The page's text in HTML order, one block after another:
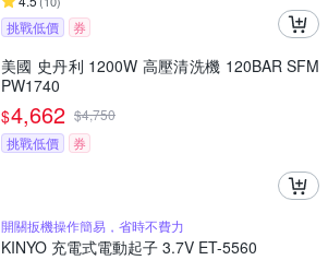
挑戰低價 券
美國 史丹利 1200W 高壓清洗機 120BAR SFM
PW1740
$4,662 $4,750
挑戰低價
券
開關扳機操作簡易，省時不費力
KINYO 充電式電動起子 3.7V ET-5560